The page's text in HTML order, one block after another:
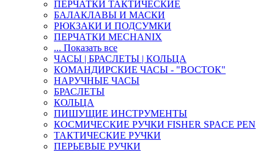
ПЕРЧАТКИ ТАКТИЧЕСКИЕ
БАЛАКЛАВЫ И МАСКИ
РЮКЗАКИ И ПОДСУМКИ
ПЕРЧАТКИ MECHANIX
... Показать все
ЧАСЫ | БРАСЛЕТЫ | КОЛЬЦА
КОМАНДИРСКИЕ ЧАСЫ - "ВОСТОК"
НАРУЧНЫЕ ЧАСЫ
БРАСЛЕТЫ
КОЛЬЦА
ПИШУЩИЕ ИНСТРУМЕНТЫ
КОСМИЧЕСКИЕ РУЧКИ FISHER SPACE PEN
ТАКТИЧЕСКИЕ РУЧКИ
ПЕРЬЕВЫЕ РУЧКИ